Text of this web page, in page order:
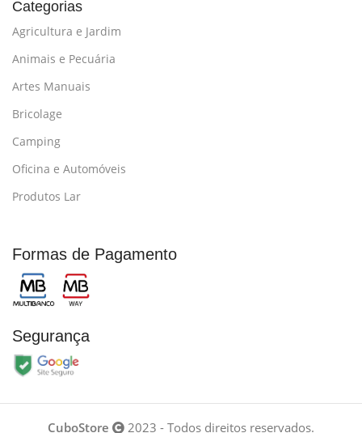
Categorias
Agricultura e Jardim
Animais e Pecuária
Artes Manuais
Bricolage
Camping
Oficina e Automóveis
Produtos Lar
Formas de Pagamento
Segurança
CuboStore 2023 - Todos direitos reservados.